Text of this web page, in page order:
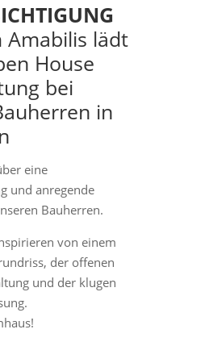
Amabilis lädt
House
bei
in
eine
und anregende
Bauherren.
von einem
der offenen
und der klugen